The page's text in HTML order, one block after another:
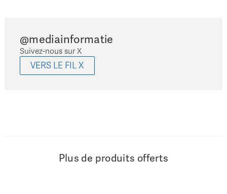
@mediainformatie
Suivez-nous sur X
VERS LE FIL X
Plus de produits offerts